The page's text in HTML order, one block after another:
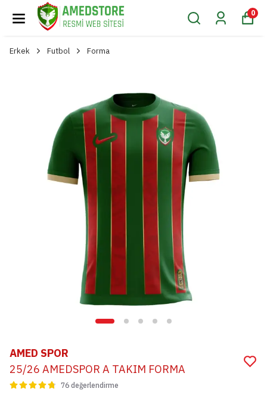
0
Erkek Futbol Forma
AMED SPOR
25/26 AMEDSPOR A TAKIM FORMA
76 değerlendirme